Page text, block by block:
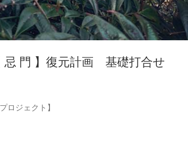
忌 門 】復元計画 基礎打合せ
ロジェクト】